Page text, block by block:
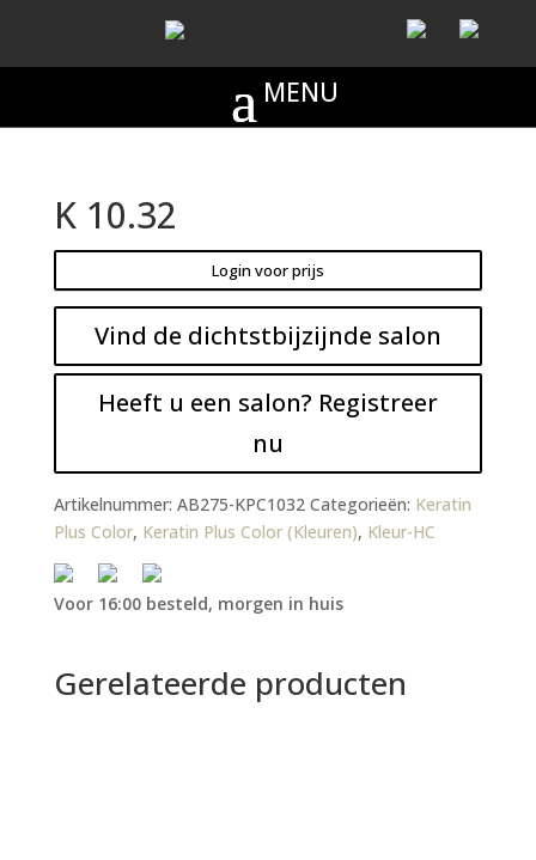
K 10.32
Login voor prijs
Vind de dichtstbijzijnde salon
Heeft u een salon? Registreer
nu
Artikelnummer: AB275-KPC1032 Categorieën: Keratin
Plus Color, Keratin Plus Color (Kleuren), Kleur-HC
Voor 16:00 besteld, morgen in huis
Gerelateerde producten